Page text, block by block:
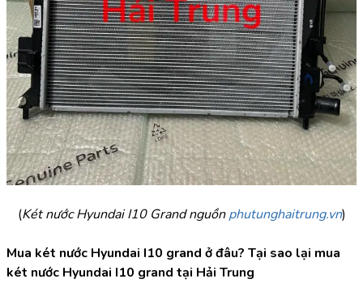
(Két nước Hyundai I10 Grand nguồn phutunghaitrung.vn)
Mua két nước Hyundai I10 grand ở đâu? Tại sao lại mua
két nước Hyundai I10 grand tại Hải Trung